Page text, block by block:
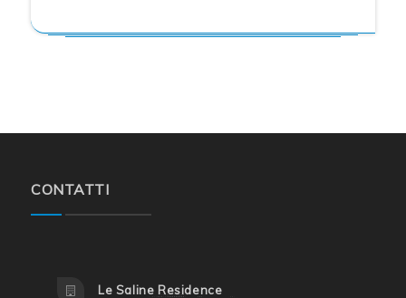
CONTATTI
Le Saline Residence